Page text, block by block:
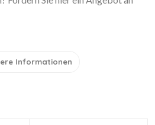
Informationen